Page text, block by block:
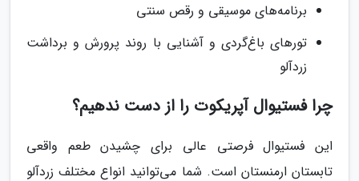
برنامه‌های موسیقی و رقص سنتی
تورهای باغ‌گردی و آشنایی با روند پرورش و برداشت
زردآلو
چرا فستیوال آپریکوت را از دست ندهیم؟
این فستیوال فرصتی عالی برای چشیدن طعم واقعی
تابستان ارمنستان است. شما می‌توانید انواع مختلف زردآلو